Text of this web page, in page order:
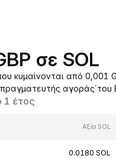
σε SOL
κυμαίνονται από
αγοράς΄του
1 έτος
Αξία SOL
0.0180 SOL